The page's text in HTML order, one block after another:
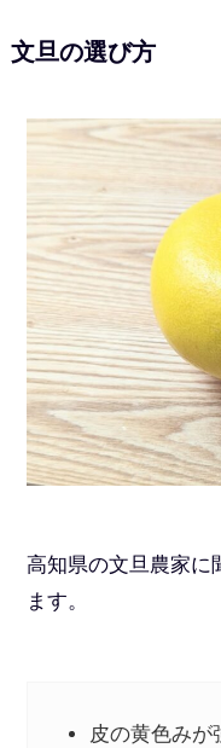
文旦の選び方
高知県の文旦農家に
ます。
皮の黄色みが